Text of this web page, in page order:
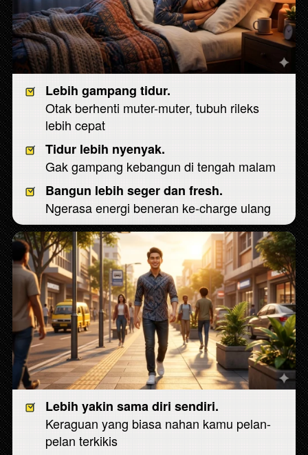
Lebih gampang tidur.
Otak berhenti muter-muter, tubuh rileks
lebih cepat
Tidur lebih nyenyak.
Gak gampang kebangun di tengah malam
Bangun lebih seger dan fresh.
Ngerasa energi beneran ke-charge ulang
Lebih yakin sama diri sendiri.
Keraguan yang biasa nahan kamu pelan-
pelan terkikis